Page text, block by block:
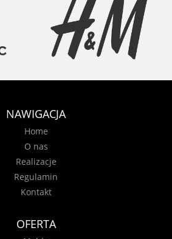
NAWIGACJA
Home
O nas
Realizacje
Regulamin
Kontakt
OFERTA